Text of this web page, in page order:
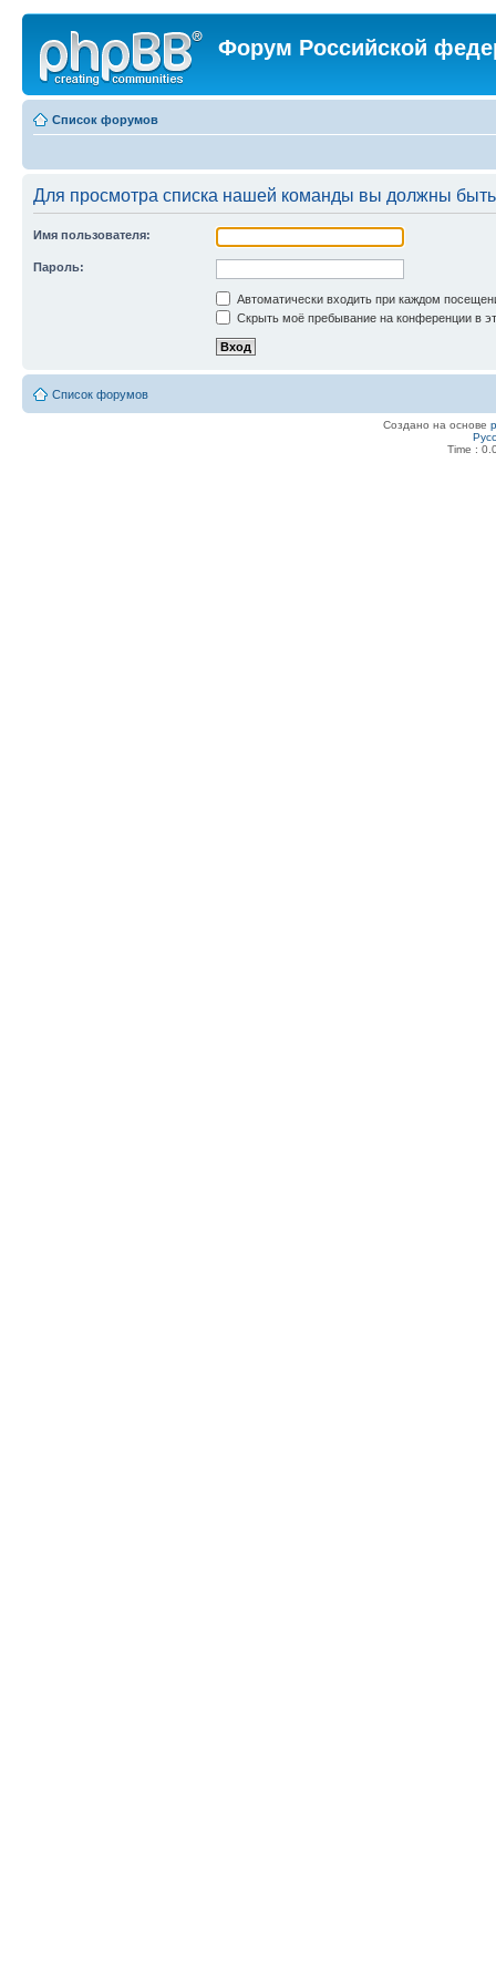
Форум Российской
Список форумов
Для просмотра списка нашей команды вы должны
Имя пользователя:
Пароль:
Автоматически входить при каждом
Скрыть моё пребывание на конференции в
Список форумов
Создано на основе
Time :